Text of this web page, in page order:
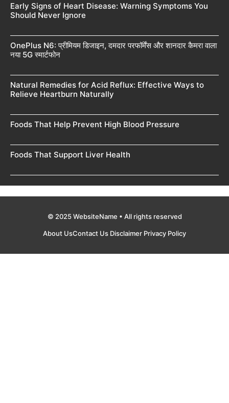
Early Signs of Heart Disease: Warning Symptoms You
Should Never Ignore
OnePlus N6: प्रीमियम डिजाइन, दमदार परफॉर्मेंस और शानदार कैमरा वाला
नया 5G स्मार्टफोन
Natural Remedies for Acid Reflux: Effective Ways to
Relieve Heartburn Naturally
Foods That Help Prevent High Blood Pressure
Foods That Support Liver Health
© 2025 WebsiteName • All rights reserved
About UsContact Us Disclaimer Privacy Policy